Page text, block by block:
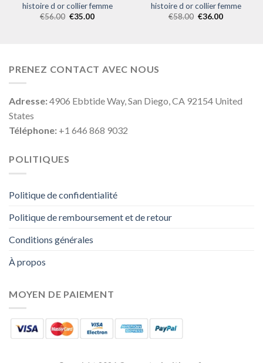
histoire d or collier femme
€56.00 €35.00
histoire d or collier femme
€58.00 €36.00
PRENEZ CONTACT AVEC NOUS
Adresse:4906 Ebbtide Way, San Diego, CA 92154 United
States
Téléphone: +1 646 868 9032
POLITIQUES
Politique de confidentialité
Politique de remboursement et de retour
Conditions générales
À propos
MOYEN DE PAIEMENT